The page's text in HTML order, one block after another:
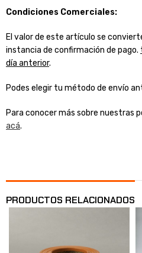
Condiciones Comerciales:
El valor de este artículo se
instancia de confirmación de pago.
día anterior.
Podes elegir tu método de envío
Para conocer más sobre nuestras
acá.
PRODUCTOS RELACIONADOS